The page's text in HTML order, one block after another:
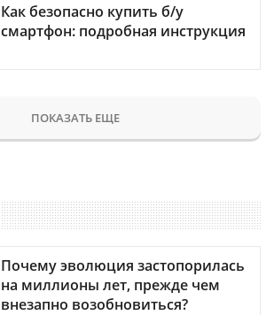
Как безопасно купить б/у
смартфон: подробная инструкция
ПОКАЗАТЬ ЕЩЕ
Почему эволюция застопорилась
на миллионы лет, прежде чем
внезапно возобновиться?